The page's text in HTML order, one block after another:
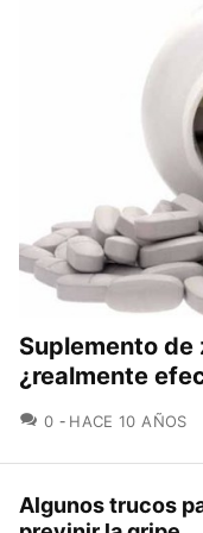
Suplemento
¿realmente
0 COMENTARIOS
HACE 10 AÑOS
Algunos trucos